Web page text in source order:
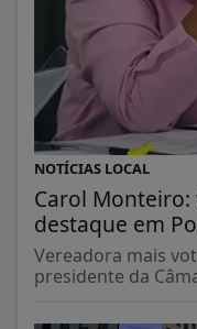
NOTÍCIAS LOCAL
Carol
destaque em
Vereadora mais
presidente da